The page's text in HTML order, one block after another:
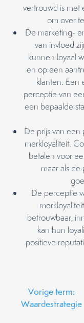
vertrouwd is met
om over
De marketing-
van invloed
kunnen loyaal
en op een
klanten. Een
perceptie van
een bepaalde
De prijs van
merkloyaliteit.
betalen voor
maar als
De perceptie
betrouwbaar,
kan hun
positieve
Vorige term:
Waardestrategie